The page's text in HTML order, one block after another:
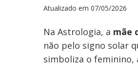
Atualizado em 07/05/2026
Na Astrologia, a mãe
não pelo signo solar
simboliza o feminino,